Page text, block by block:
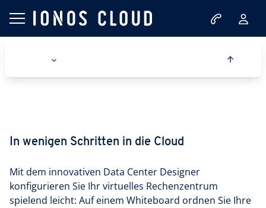
In wenigen Schritten in die Cloud
Mit dem innovativen Data Center Designer
konfigurieren Sie Ihr virtuelles Rechenzentrum
spielend leicht: Auf einem Whiteboard ordnen Sie Ihre